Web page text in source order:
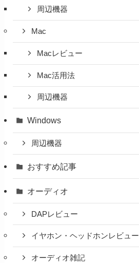
周辺機器
Mac
Macレビュー
Mac活用法
周辺機器
Windows
周辺機器
おすすめ記事
オーディオ
DAPレビュー
イヤホン・ヘッドホンレビュー
オーディオ雑記